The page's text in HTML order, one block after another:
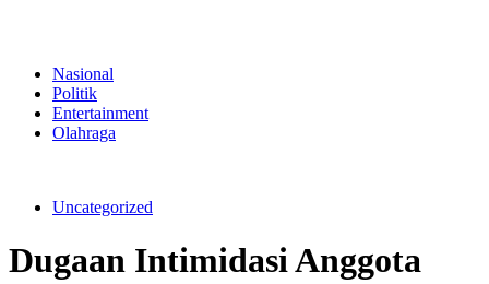
Nasional
Politik
Entertainment
Olahraga
Uncategorized
Dugaan Intimidasi Anggota